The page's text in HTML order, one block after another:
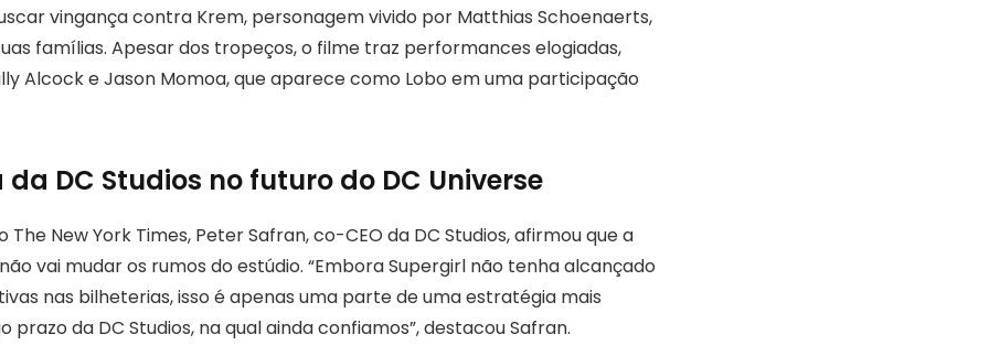
vingança contra Krem, personagem vivido por Matthias Schoenaerts,
famílias. Apesar dos tropeços, o filme traz performances elogiadas,
Alcock e Jason Momoa, que aparece como Lobo em uma participação
DC Studios no futuro do DC Universe
The New York Times, Peter Safran, co-CEO da DC Studios, afirmou que a
vai mudar os rumos do estúdio. “Embora Supergirl não tenha alcançado
nas bilheterias, isso é apenas uma parte de uma estratégia mais
prazo da DC Studios, na qual ainda confiamos”, destacou Safran.